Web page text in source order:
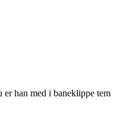
han med i baneklippe tem